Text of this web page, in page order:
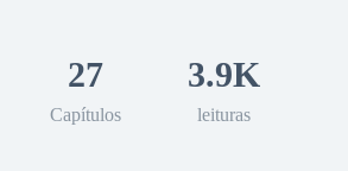
27
Capítulos
3.9K
leituras